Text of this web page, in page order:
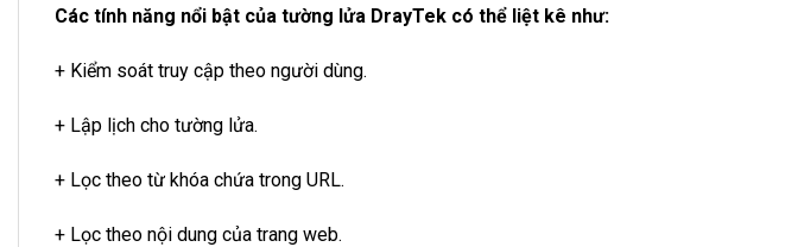
Các tính năng nổi bật của tường lửa DrayTek có thể liệt kê như:
+ Kiểm soát truy cập theo người dùng.
+ Lập lịch cho tường lửa.
+ Lọc theo từ khóa chứa trong URL.
+ Lọc theo nội dung của trang web.